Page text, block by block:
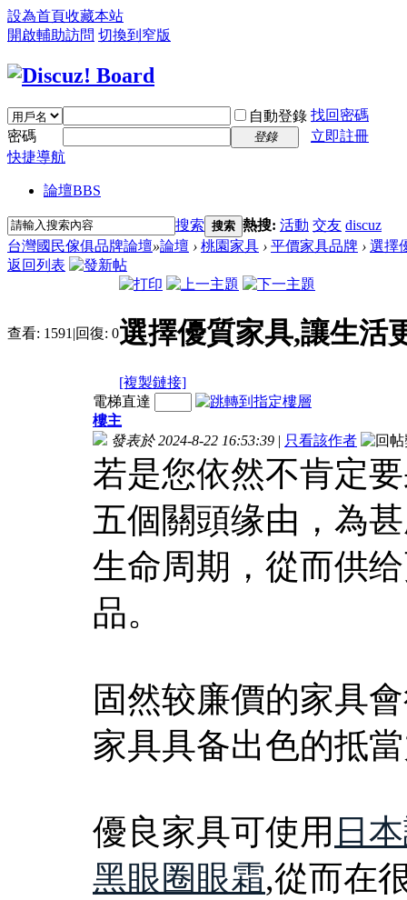
設為首頁收藏本站
開啟輔助訪問 切換到窄版
自動登錄 找回密碼
密碼
登錄
立即註冊
快捷導航
論壇BBS
搜索 搜索 熱搜: 活動 交友 discuz
台灣國民傢俱品牌論壇»論壇 › 桃園家具 › 平價家具品牌 › 選擇
返回列表
查看: 1591 |回復: 0選擇優質家具,讓生活
[複製鏈接]
電梯直達
樓主
發表於 2024-8-22 16:53:39 | 只看該作者
若是您依然不肯定
五個關頭缘由，為
生命周期，從而供
品。
固然较廉價的家具
家具具备出色的抵
優良家具可使用 日
黑眼圈眼霜,從而在